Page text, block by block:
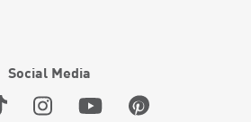
Social Media